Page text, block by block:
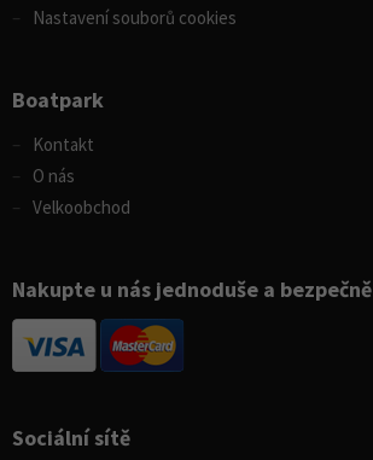
Sociální sítě
Nastavení souborů cookies
Boatpark
Kontakt
O nás
Velkoobchod
Nakupte u nás jednoduše a bezpečně